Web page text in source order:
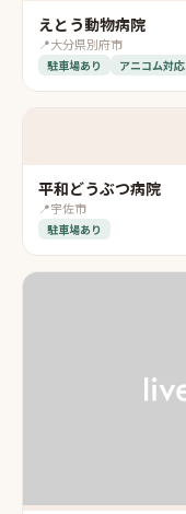
えとう動物病院
📍大分県別府市
駐車場あり アニコム対応
平和どうぶつ病院
📍宇佐市
駐車場あり